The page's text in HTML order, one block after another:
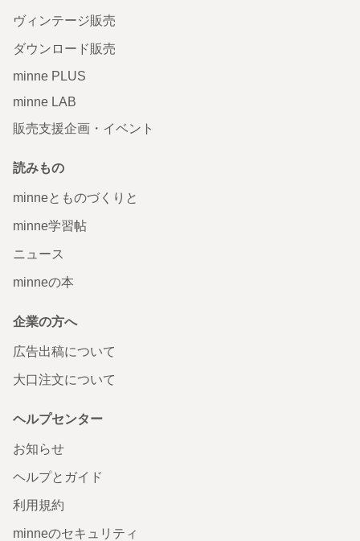
ヴィンテージ販売
ダウンロード販売
minne PLUS
minne LAB
販売支援企画・イベント
読みもの
minneとものづくりと
minne学習帖
ニュース
minneの本
企業の方へ
広告出稿について
大口注文について
ヘルプセンター
お知らせ
ヘルプとガイド
利用規約
minneのセキュリティ